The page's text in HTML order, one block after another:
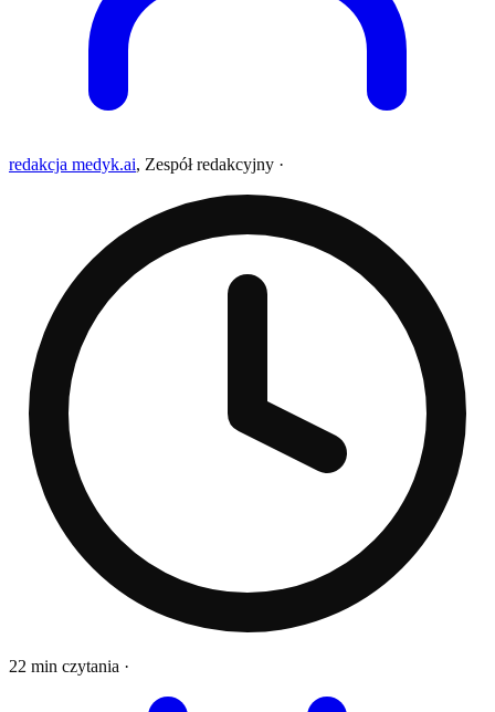
redakcja medyk.ai, Zespół redakcyjny ·
22 min czytania ·